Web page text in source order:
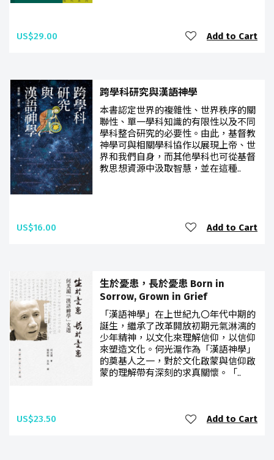
US$29.00 Add to Cart
跨學科研究與漢語神學
本書認定世界的複雜性、世界秩序的關
聯性、單一學科知識的有限性以及不同
學科整合研究的必要性。由此，基督教
神學可與相關學科協作以展現上帝、世
界和我們自身，而其他學科也可從基督
教思想資源中汲取智慧，並在這種..
US$16.00 Add to Cart
生於憂患，長於憂患 Born in
Sorrow, Grown in Grief
「漢語神學」在上世紀九〇年代中期的
誕生，繼承了改革開放初期元氣淋漓的
少年精神，以文化來理解信仰，以信仰
來塑造文化。何光滬作為「漢語神學」
的奠基人之一，對於文化啟蒙與信仰啟
蒙的理解帶有深刻的求真關懷。「..
US$23.50 Add to Cart